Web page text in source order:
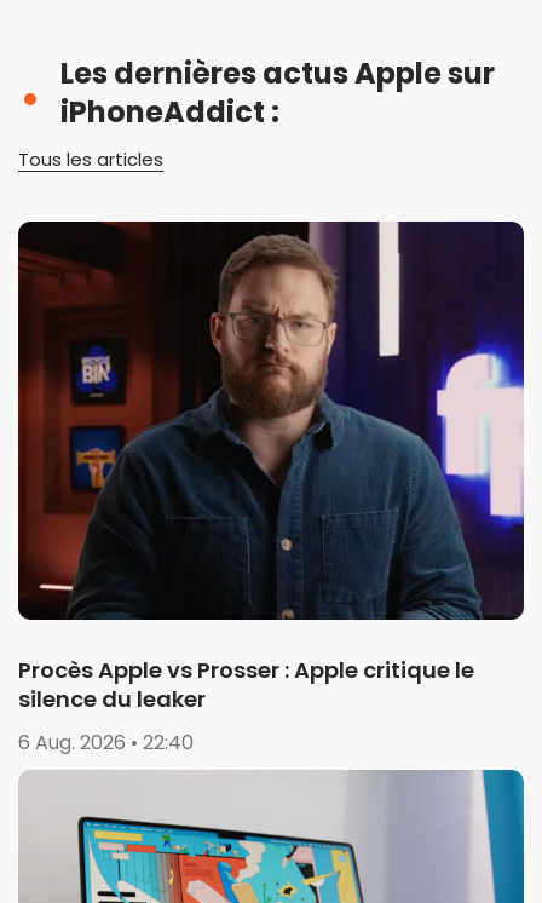
Les dernières actus Apple sur
iPhoneAddict :
Tous les articles
Procès Apple vs Prosser : Apple critique le
silence du leaker
6 Aug. 2026 • 22:40